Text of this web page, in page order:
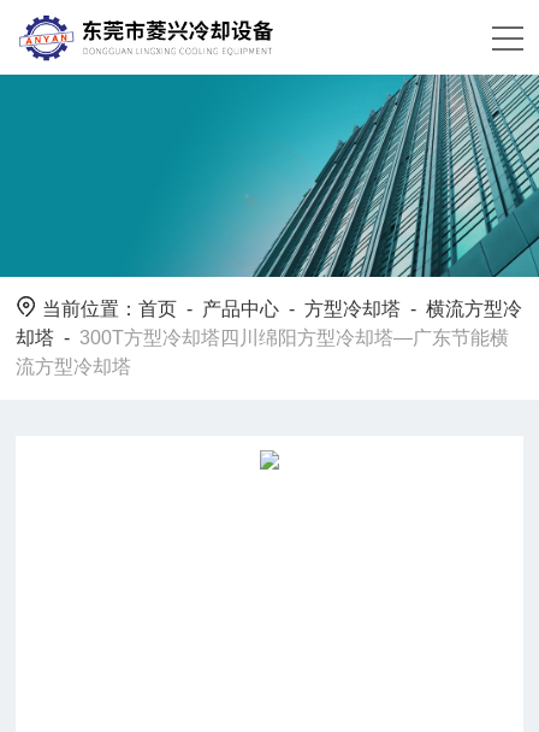
当前位置：首页 - 产品中心 -方型冷却塔 -横流方型冷
却塔 -300T方型冷却塔四川绵阳方型冷却塔—广东节能横
流方型冷却塔